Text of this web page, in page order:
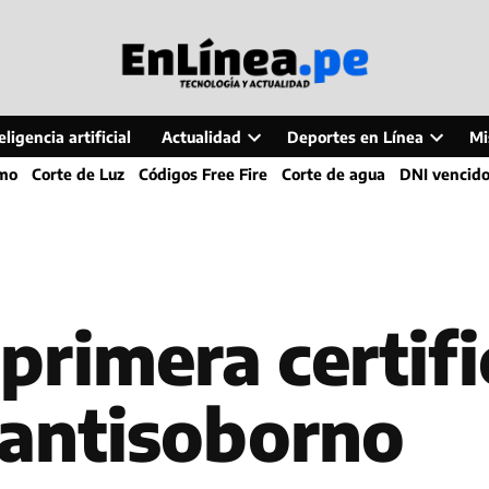
artificial Actualidad
Open
dropdown
Deportes en Línea
Open
dropdown
Corte de Luz Códigos Free Fire Corte de agua DNI vencido